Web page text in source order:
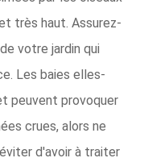
très haut. Assurez-
votre jardin qui
Les baies elles-
peuvent provoquer
crues, alors ne
d'avoir à traiter